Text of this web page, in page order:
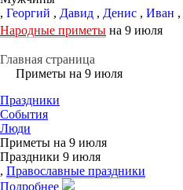
, Георгий , Давид , Денис , Иван ,
Народные приметы на 9 июля
Главная страница
Приметы на 9 июля
Праздники
События
Люди
Приметы на 9 июля
Праздники 9 июля
, Православные праздники
Подробнее